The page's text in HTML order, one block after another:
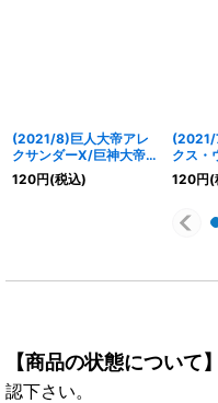
(2021/8)巨人大帝アレ
クサンダーX/巨神大帝ア
レクサンダー・バシレウ
スX【CP】{BS58-
120円(税込)
(2021/
クス・
ン【
120円(
【商品の状態について】
認下さい。